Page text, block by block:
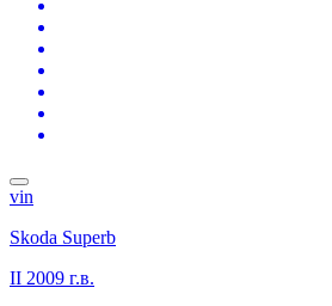
vin
Skoda Superb
II 2009 г.в.